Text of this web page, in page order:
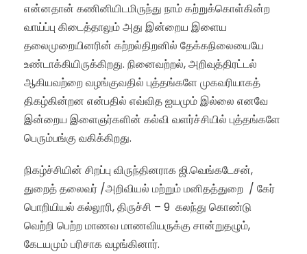
என்னதான் கணினியிடமிருந்து நாம் கற்றுக்கொள்கின்ற
வாய்ப்பு கிடைத்தாலும் அது இன்றைய இளைய
தலைமுறையினரின் கற்றல்திறனில் தேக்கநிலையையே
உண்டாக்கியிருக்கிறது. நினைவற்றல், அறிவுத்திரட்டல்
ஆகியவற்றை வழங்குவதில் புத்தங்களே முகவரியாகத்
திகழ்கின்றன என்பதில் எவ்வித ஐயமும் இல்லை எனவே
இன்றைய இளைஞர்களின் கல்வி வளர்ச்சியில் புத்தங்களே
பெரும்பங்கு வகிக்கிறது.
நிகழ்ச்சியின் சிறப்பு விருந்தினராக ஜி.வெங்கடேசன்,
துறைத் தலைவர் /அறிவியல் மற்றும் மனிதத்துறை / கேர்
பொறியியல் கல்லூரி, திருச்சி – 9 கலந்து கொண்டு
வெற்றி பெற்ற மாணவ மாணவியருக்கு சான்றுதழும்,
கேடயமும் பரிசாக வழங்கினார்.